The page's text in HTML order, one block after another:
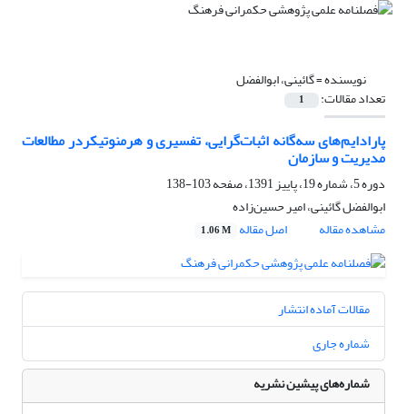
نویسنده =گائینی، ابوالفضل
تعداد مقالات: 1
پارادایم‌های سه‌گانه اثبات‌گرایی، تفسیری و هرمنوتیکردر مطالعات
مدیریت و سازمان
دوره 5، شماره 19، پاییز 1391، صفحه
103-138
ابوالفضل گائینی، امیر حسین‌زاده
مشاهده مقاله
اصل مقاله 1.06 M
مقالات آماده انتشار
شماره جاری
شماره‌های پیشین نشریه